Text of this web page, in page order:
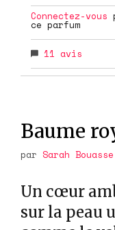
Connectez-vous
ce parfum
11 avis
Baume
par Sarah Bouasse
Un cœur
sur la peau